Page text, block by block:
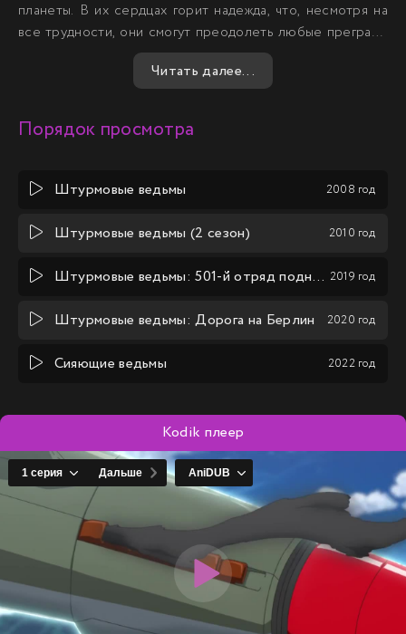
планеты. В их сердцах горит надежда, что, несмотря на
все трудности, они смогут преодолеть любые преграды
и вернуть мир в этот раздираемый войной мир.
Читать далее...
Порядок просмотра
Штурмовые ведьмы 2008 год
Штурмовые ведьмы (2 сезон) 2010 год
Штурмовые ведьмы: 501-й отряд поднимается в небо! 2019 год
Штурмовые ведьмы: Дорога на Берлин 2020 год
Сияющие ведьмы 2022 год
Kodik плеер